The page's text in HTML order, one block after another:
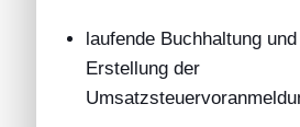
laufende Buchhaltung
Erstellung der